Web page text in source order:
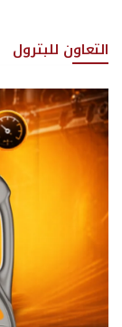
التعاون للبترول